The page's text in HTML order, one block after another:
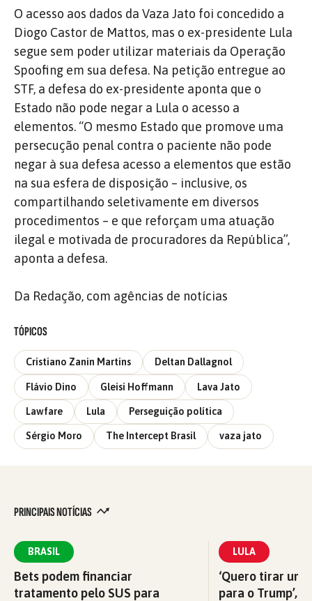
O acesso aos dados da Vaza Jato foi concedido a
Diogo Castor de Mattos, mas o ex-presidente Lula
segue sem poder utilizar materiais da Operação
Spoofing em sua defesa. Na petição entregue ao
STF, a defesa do ex-presidente aponta que o
Estado não pode negar a Lula o acesso a
elementos. “O mesmo Estado que promove uma
persecução penal contra o paciente não pode
negar à sua defesa acesso a elementos que estão
na sua esfera de disposição – inclusive, os
compartilhando seletivamente em diversos
procedimentos – e que reforçam uma atuação
ilegal e motivada de procuradores da República”,
aponta a defesa.
Da Redação, com agências de notícias
TÓPICOS
Cristiano Zanin Martins Deltan Dallagnol
Flávio Dino Gleisi Hoffmann Lava Jato
Lawfare Lula Perseguição política
Sérgio Moro The Intercept Brasil vaza jato
PRINCIPAIS NOTÍCIAS
BRASIL
Bets podem financiar
tratamento pelo SUS para
LULA
‘Quero tirar
para o Trump’,